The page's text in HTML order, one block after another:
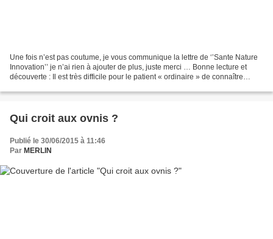
Une fois n’est pas coutume, je vous communique la lettre de ‘’Sante Nature
Innovation’’ je n’ai rien à ajouter de plus, juste merci … Bonne lecture et
découverte : Il est très difficile pour le patient « ordinaire » de connaître
Qui croit aux ovnis ?
Publié le 30/06/2015 à 11:46
Par MERLIN